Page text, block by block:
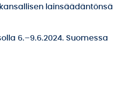
lainsäädäntönsä
6.–9.6.2024. Suomessa